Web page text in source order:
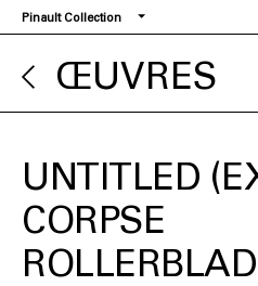
Aller
au
contenu
principal
Pinault Collection
ŒUVRES
UNTITLED
CORPSE